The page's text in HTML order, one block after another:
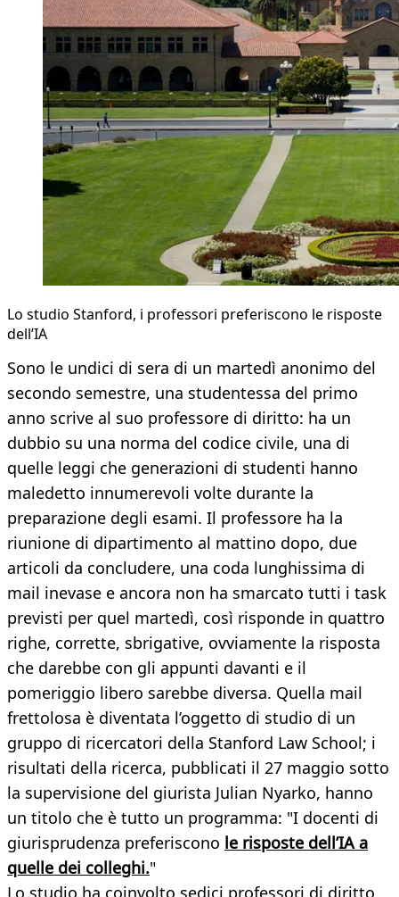
Lo studio Stanford, i professori preferiscono le risposte
dell’IA
Sono le undici di sera di un martedì anonimo del
secondo semestre, una studentessa del primo
anno scrive al suo professore di diritto: ha un
dubbio su una norma del codice civile, una di
quelle leggi che generazioni di studenti hanno
maledetto innumerevoli volte durante la
preparazione degli esami. Il professore ha la
riunione di dipartimento al mattino dopo, due
articoli da concludere, una coda lunghissima di
mail inevase e ancora non ha smarcato tutti i task
previsti per quel martedì, così risponde in quattro
righe, corrette, sbrigative, ovviamente la risposta
che darebbe con gli appunti davanti e il
pomeriggio libero sarebbe diversa. Quella mail
frettolosa è diventata l’oggetto di studio di un
gruppo di ricercatori della Stanford Law School; i
risultati della ricerca, pubblicati il 27 maggio sotto
la supervisione del giurista Julian Nyarko, hanno
un titolo che è tutto un programma: "I docenti di
giurisprudenza preferiscono le risposte dell’IA a
quelle dei colleghi."